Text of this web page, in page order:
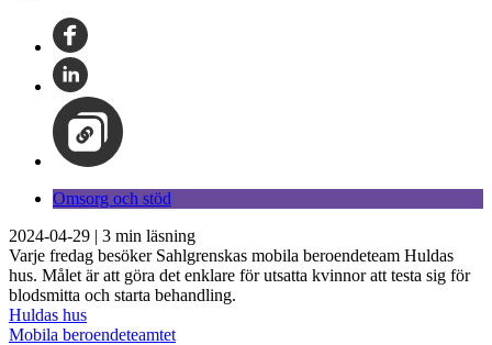
Omsorg och stöd
2024-04-29 | 3 min läsning
Varje fredag besöker Sahlgrenskas mobila beroendeteam Huldas
hus. Målet är att göra det enklare för utsatta kvinnor att testa sig för
blodsmitta och starta behandling.
Huldas hus
Mobila beroendeteamtet